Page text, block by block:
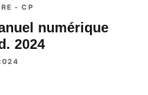
- CP
numérique
2024